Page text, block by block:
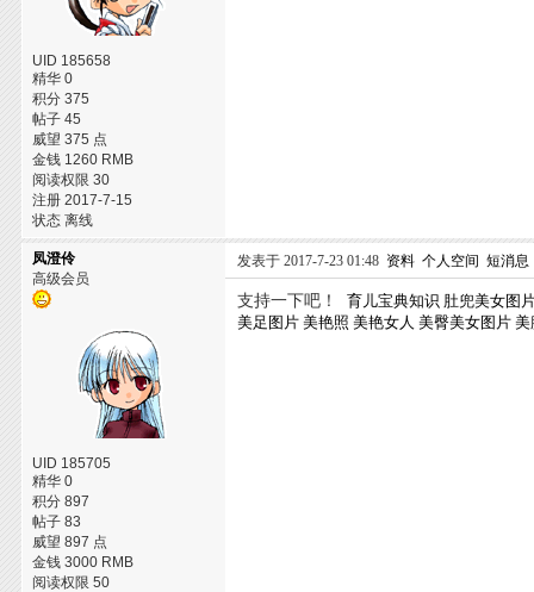
UID 185658
精华 0
积分 375
帖子 45
威望 375 点
金钱 1260 RMB
阅读权限 30
注册 2017-7-15
状态 离线
凤澄伶
高级会员
UID 185705
精华 0
积分 897
帖子 83
威望 897 点
金钱 3000 RMB
阅读权限 50
发表于 2017-7-23 01:48 资料 个人空间 短消息
支持一下吧！ 育儿宝典知识 肚兜美女图
美足图片 美艳照 美艳女人 美臀美女图片 美